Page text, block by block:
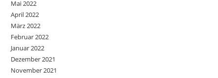
Mai 2022
April 2022
März 2022
Februar 2022
Januar 2022
Dezember 2021
November 2021